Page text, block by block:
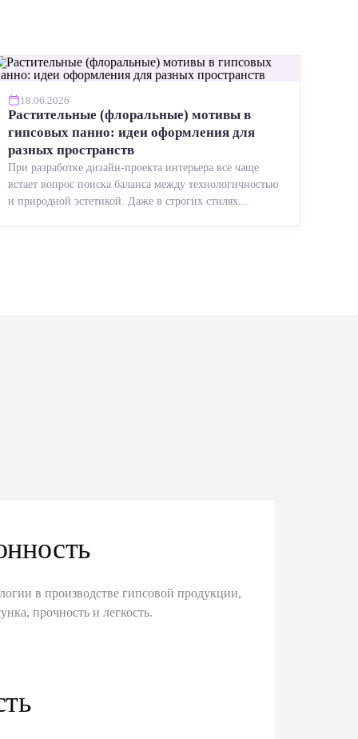
18.06.2026
Растительные (флоральные) мотивы в
гипсовых панно: идеи оформления для
разных пространств
При разработке дизайн-проекта интерьера все чаще
встает вопрос поиска баланса между технологичностью
и природной эстетикой. Даже в строгих стилях
в производстве гипсовой продукции,
прочность и легкость.